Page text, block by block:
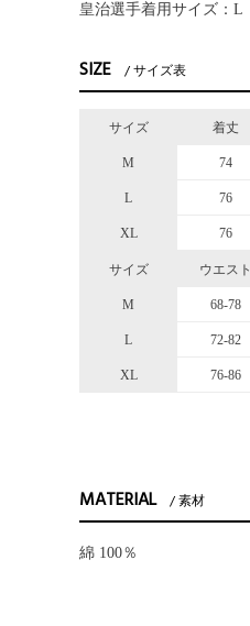
皇治選手着用サイズ：L
SIZE サイズ表
サイズ 着丈
M 74
L 76
XL 76
サイズ ウエスト
M 68-78
L 72-82
XL 76-86
MATERIAL 素材
綿 100％